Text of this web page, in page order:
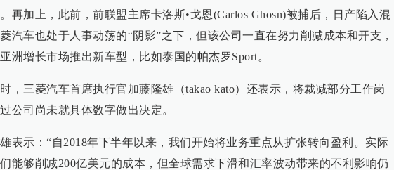
再加上，此前，前联盟主席卡洛斯•戈恩(Carlos Ghosn)被捕后，日产陷入混
汽车也处于人事动荡的“阴影”之下，但该公司一直在努力削减成本和开支，
洲增长市场推出新车型，比如泰国的帕杰罗Sport。
，三菱汽车首席执行官加藤隆雄（takao kato）还表示，将裁减部分工作岗
公司尚未就具体数字做出决定。
表示：“自2018年下半年以来，我们开始将业务重点从扩张转向盈利。实际
们能够削减200亿美元的成本，但全球需求下滑和汇率波动带来的不利影响仍